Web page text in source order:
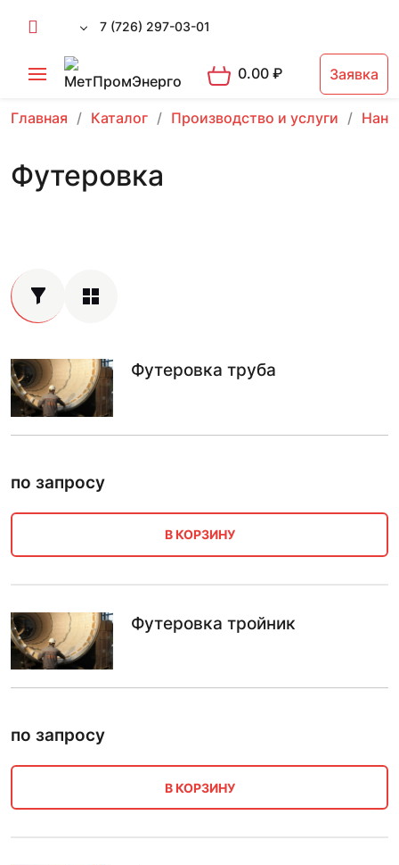
7 (726) 297-03-01
0.00₽ Заявка
Главная Каталог Производство и услуги
Футеровка
Футеровка труба
по запросу
В КОРЗИНУ
Футеровка тройник
по запросу
В КОРЗИНУ